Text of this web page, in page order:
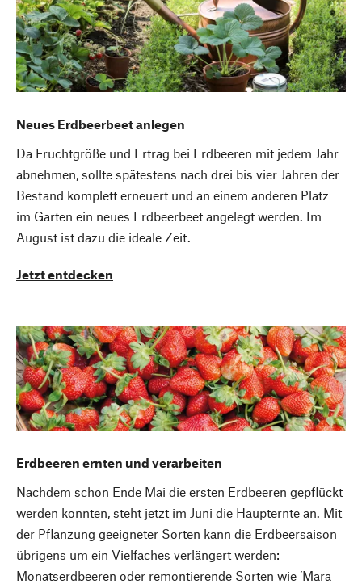
Neues Erdbeerbeet anlegen
Da Fruchtgröße und Ertrag bei Erdbeeren mit jedem Jahr
abnehmen, sollte spätestens nach drei bis vier Jahren der
Bestand komplett erneuert und an einem anderen Platz
im Garten ein neues Erdbeerbeet angelegt werden. Im
August ist dazu die ideale Zeit.
Jetzt entdecken
Erdbeeren ernten und verarbeiten
Nachdem schon Ende Mai die ersten Erdbeeren gepflückt
werden konnten, steht jetzt im Juni die Haupternte an. Mit
der Pflanzung geeigneter Sorten kann die Erdbeersaison
übrigens um ein Vielfaches verlängert werden:
Monatserdbeeren oder remontierende Sorten wie ’Mara